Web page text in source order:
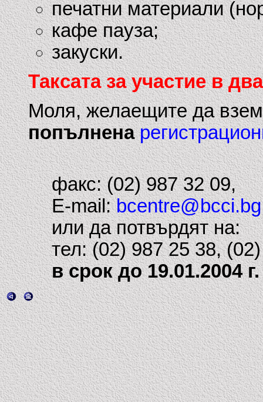
печатни материали
кафе пауза;
закуски.
Таксата за участие в
Моля, желаещите да
попълнена
факс: (02) 987 32 09,
E-mail:bcentre@bcci.bg
или да потвърдят на:
тел: (02) 987 25 38,
в срок до 19.01.2004